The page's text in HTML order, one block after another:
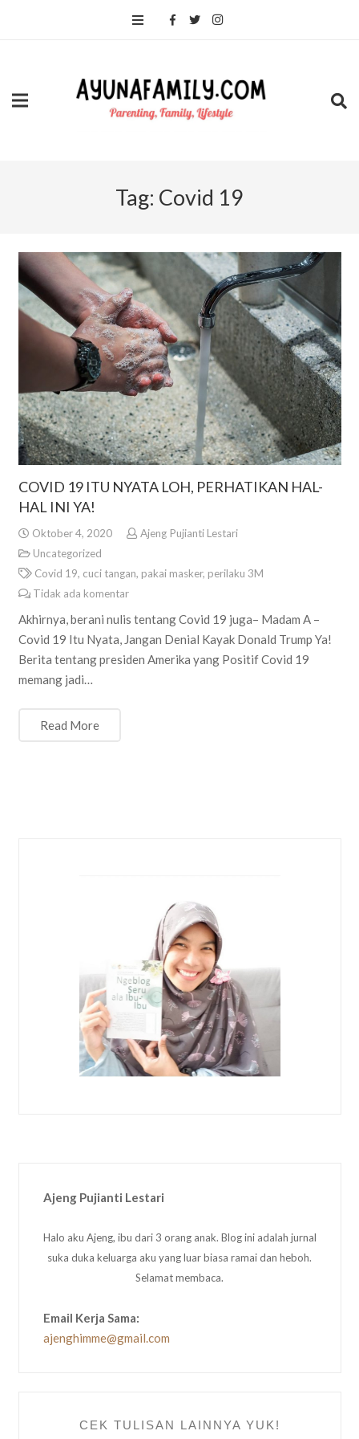
Tag: Covid 19
COVID 19 ITU NYATA LOH, PERHATIKAN HAL-
HAL INI YA!
Oktober 4, 2020
Ajeng Pujianti Lestari
Uncategorized
Covid 19, cuci tangan, pakai masker, perilaku 3M
Tidak ada komentar
Akhirnya, berani nulis tentang Covid 19 juga– Madam A –
Covid 19 Itu Nyata, Jangan Denial Kayak Donald Trump Ya!
Berita tentang presiden Amerika yang Positif Covid 19
memang jadi…
Read More
Ajeng Pujianti Lestari
Halo aku Ajeng, ibu dari 3 orang anak. Blog ini adalah jurnal
suka duka keluarga aku yang luar biasa ramai dan heboh.
Selamat membaca.
Email Kerja Sama:
ajenghimme@gmail.com
CEK TULISAN LAINNYA YUK!